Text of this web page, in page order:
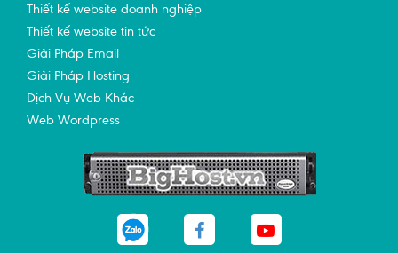
Thiết kế website doanh nghiệp
Thiết kế website tin tức
Giải Pháp Email
Giải Pháp Hosting
Dịch Vụ Web Khác
Web Wordpress